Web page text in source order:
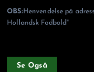
OBS:Henvendelse på
Hollandsk Fodbold"
Se Også